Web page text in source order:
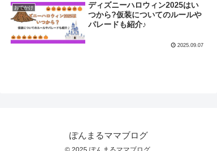
おでかけ
ディズニーハロウィン2025はい
つから?仮装についてのルールや
パレードも紹介♪
2025.09.07
ぽんまるママブログ
© 2025 ぽんまるママブログ.